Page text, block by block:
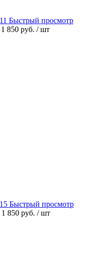
Быстрый просмотр
1 850 руб. / шт
Быстрый просмотр
1 850 руб. / шт